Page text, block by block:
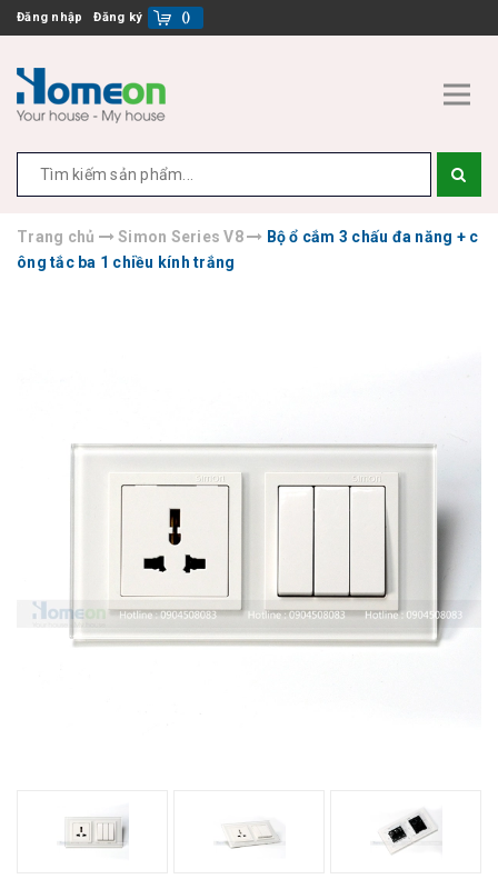
Đăng nhập Đăng ký ()
Trang chủ Simon Series V8
Bộ ổ cắm 3 chấu đa năng + c
ông tắc ba 1 chiều kính trắng